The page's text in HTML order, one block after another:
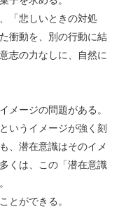
「悲しいときの対処
衝動を、別の行動に結
志の力なしに、自然に
メージの問題がある。
いうイメージが強く刻
、潜在意識はそのイメ
くは、この「潜在意識
とができる。